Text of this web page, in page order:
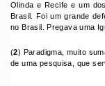
Olinda e Recife e um
Brasil. Foi um grande
no Brasil. Pregava uma
(2) Paradigma, muito
de uma pesquisa, que